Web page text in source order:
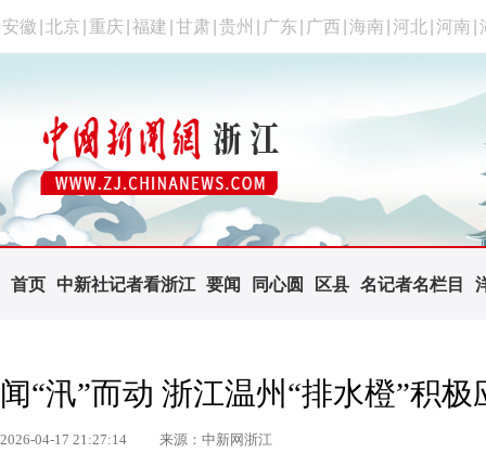
安徽 北京 重庆 福建 甘肃 贵州 广东 广西 海南 河北 河南
首页 中新社记者看浙江 要闻 同心圆 区县 名记者名栏目
闻“汛”而动 浙江温州“排水橙”积
2026-04-17 21:27:14 来源：中新网浙江